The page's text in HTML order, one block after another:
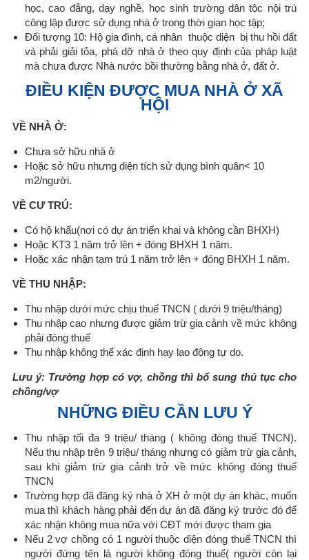
học, cao đẳng, dạy nghề, học sinh trường dân tộc nội trú
công lập được sử dụng nhà ở trong thời gian học tập;
Đối tượng 10: Hộ gia đình, cá nhân thuộc diện bị thu hồi đất
và phải giải tỏa, phá dỡ nhà ở theo quy định của pháp luật
mà chưa được Nhà nước bồi thường bằng nhà ở, đất ở.
ĐIỀU KIỆN ĐƯỢC MUA NHÀ Ở XÃ
HỘI
VỀ NHÀ Ở:
Chưa sở hữu nhà ở
Hoặc sở hữu nhưng diện tích sử dụng bình quân< 10
m2/người.
VỀ CƯ TRÚ:
Có hộ khẩu(nơi có dự án triển khai và không cần BHXH)
Hoặc KT3 1 năm trở lên + đóng BHXH 1 năm.
Hoặc xác nhận tạm trú 1 năm trở lên + đóng BHXH 1 năm.
VỀ THU NHẬP:
Thu nhập dưới mức chịu thuế TNCN ( dưới 9 triệu/tháng)
Thu nhập cao nhưng được giảm trừ gia cảnh về mức không
phải đóng thuế
Thu nhập không thể xác định hay lao động tự do.
Lưu ý: Trường hợp có vợ, chồng thì bổ sung thủ tục cho
chồng/vợ
NHỮNG ĐIỀU CẦN LƯU Ý
Thu nhập tối đa 9 triệu/ tháng ( không đóng thuế TNCN).
Nếu thu nhập trên 9 triệu/ tháng nhưng có giảm trừ gia cảnh,
sau khi giảm trừ gia cảnh trở về mức không đóng thuế
TNCN
Trường hợp đã đăng ký nhà ở XH ở một dự án khác, muốn
mua thì khách hàng phải đến dự án đã đăng ký trước đó để
xác nhận không mua nữa với CĐT mới được tham gia
Nếu 2 vợ chồng có 1 người thuộc diện đóng thuế TNCN thì
người đứng tên là người không đóng thuế( người còn lại